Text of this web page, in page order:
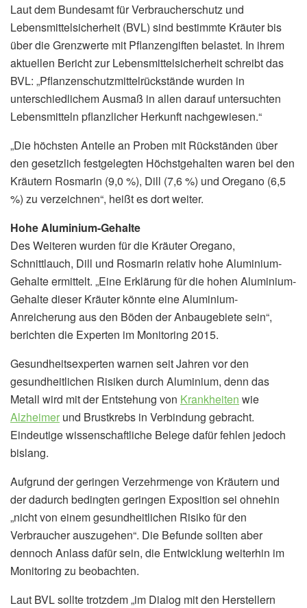
Laut dem Bundesamt für Verbraucherschutz und
Lebensmittelsicherheit (BVL) sind bestimmte Kräuter bis
über die Grenzwerte mit Pflanzengiften belastet. In ihrem
aktuellen Bericht zur Lebensmittelsicherheit schreibt das
BVL: „Pflanzenschutzmittelrückstände wurden in
unterschiedlichem Ausmaß in allen darauf untersuchten
Lebensmitteln pflanzlicher Herkunft nachgewiesen.“
„Die höchsten Anteile an Proben mit Rückständen über
den gesetzlich festgelegten Höchstgehalten waren bei den
Kräutern Rosmarin (9,0 %), Dill (7,6 %) und Oregano (6,5
%) zu verzeichnen“, heißt es dort weiter.
Hohe Aluminium-Gehalte
Des Weiteren wurden für die Kräuter Oregano,
Schnittlauch, Dill und Rosmarin relativ hohe Aluminium-
Gehalte ermittelt. „Eine Erklärung für die hohen Aluminium-
Gehalte dieser Kräuter könnte eine Aluminium-
Anreicherung aus den Böden der Anbaugebiete sein“,
berichten die Experten im Monitoring 2015.
Gesundheitsexperten warnen seit Jahren vor den
gesundheitlichen Risiken durch Aluminium, denn das
Metall wird mit der Entstehung von Krankheiten wie
Alzheimer und Brustkrebs in Verbindung gebracht.
Eindeutige wissenschaftliche Belege dafür fehlen jedoch
bislang.
Aufgrund der geringen Verzehrmenge von Kräutern und
der dadurch bedingten geringen Exposition sei ohnehin
„nicht von einem gesundheitlichen Risiko für den
Verbraucher auszugehen“. Die Befunde sollten aber
dennoch Anlass dafür sein, die Entwicklung weiterhin im
Monitoring zu beobachten.
Laut BVL sollte trotzdem „im Dialog mit den Herstellern